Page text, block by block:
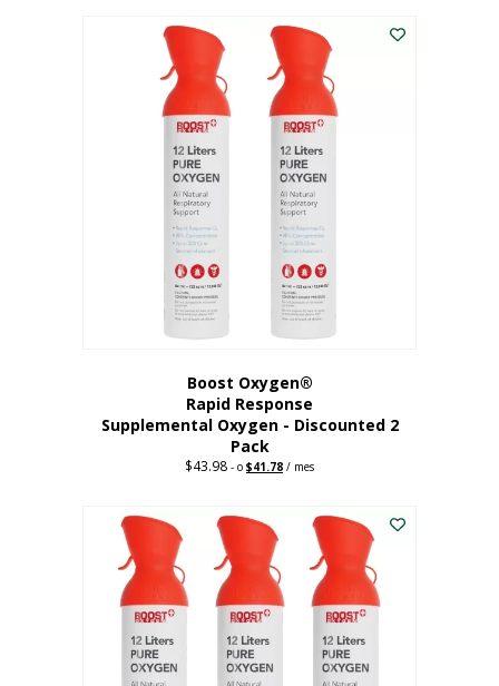
dólares. es:
182,30
dólares.
Boost Oxygen®
Rapid Response
Supplemental Oxygen - Discounted 2
Pack
$43.98 - o Original
$43.98.
$41.78 Current
$41.78.
/ mes